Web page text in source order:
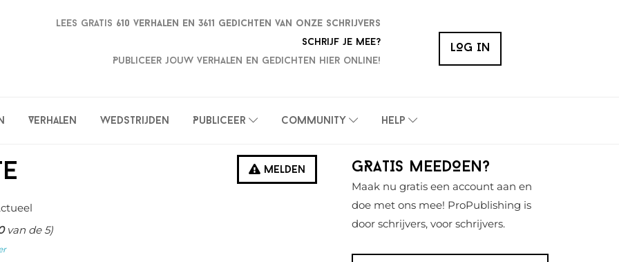
Lees gratis 610 verhalen en 3611 gedichten van onze schrijvers
Schrijf je mee?
Publiceer jouw verhalen en gedichten hier online!
LOG IN
Verhalen Wedstrijden Publiceer Community Help
Melden
van de 5)
Primaire
Sidebar
GRATIS MEEDOEN?
Maak nu gratis een account aan en
doe met ons mee! ProPublishing is
door schrijvers, voor schrijvers.